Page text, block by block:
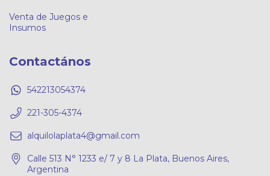
Venta de Juegos e
Insumos
Contactános
542213054374
221-305-4374
alquilolaplata4@gmail.com
Calle 513 N° 1233 e/ 7 y 8 La Plata, Buenos Aires,
Argentina